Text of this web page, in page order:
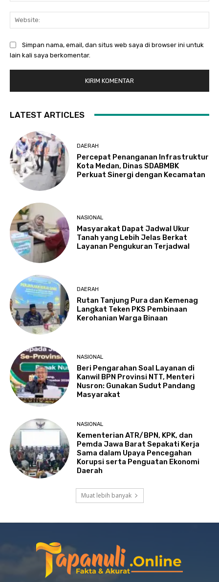
Simpan nama, email, dan situs web saya di browser ini untuk
lain kali saya berkomentar.
LATEST ARTICLES
DAERAH
Percepat Penanganan Infrastruktur
Kota Medan, Dinas SDABMBK
Perkuat Sinergi dengan Kecamatan
NASIONAL
Masyarakat Dapat Jadwal Ukur
Tanah yang Lebih Jelas Berkat
Layanan Pengukuran Terjadwal
DAERAH
Rutan Tanjung Pura dan Kemenag
Langkat Teken PKS Pembinaan
Kerohanian Warga Binaan
NASIONAL
Beri Pengarahan Soal Layanan di
Kanwil BPN Provinsi NTT, Menteri
Nusron: Gunakan Sudut Pandang
Masyarakat
NASIONAL
Kementerian ATR/BPN, KPK, dan
Pemda Jawa Barat Sepakati Kerja
Sama dalam Upaya Pencegahan
Korupsi serta Penguatan Ekonomi
Daerah
Muat lebih banyak